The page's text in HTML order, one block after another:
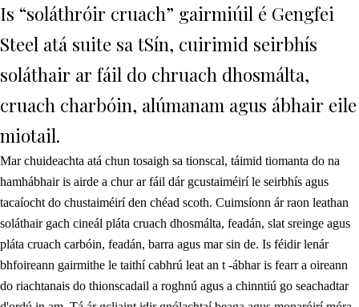
Is “soláthróir cruach” gairmiúil é Gengfei
Steel atá suite sa tSín, cuirimid seirbhís
soláthair ar fáil do chruach dhosmálta,
cruach charbóin, alúmanam agus ábhair eile
miotail.
Mar chuideachta atá chun tosaigh sa tionscal, táimid tiomanta do na
hamhábhair is airde a chur ar fáil dár gcustaiméirí le seirbhís agus
tacaíocht do chustaiméirí den chéad scoth. Cuimsíonn ár raon leathan
soláthair gach cineál pláta cruach dhosmálta, feadán, slat sreinge agus
pláta cruach carbóin, feadán, barra agus mar sin de. Is féidir lenár
bhfoireann gairmithe le taithí cabhrú leat an t -ábhar is fearr a oireann
do riachtanais do thionscadail a roghnú agus a chinntiú go seachadtar